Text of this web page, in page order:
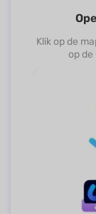
Klik op de
op de